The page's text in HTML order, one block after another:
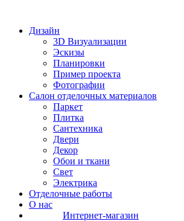
Дизайн
3D Визуализации
Эскизы
Планировки
Пример проекта
Фотографии
Салон отделочных материалов
Паркет
Плитка
Сантехника
Двери
Декор
Обои и ткани
Свет
Электрика
Отделочные работы
О нас
Интернет-магазин